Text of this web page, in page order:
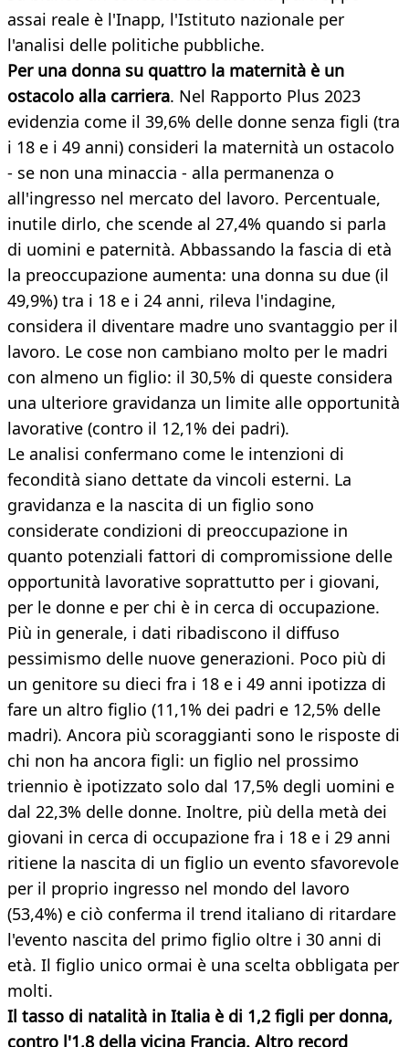
assai reale è l'Inapp, l'Istituto nazionale per
l'analisi delle politiche pubbliche.
Per una donna su quattro la maternità è un
ostacolo alla carriera. Nel Rapporto Plus 2023
evidenzia come il 39,6% delle donne senza figli (tra
i 18 e i 49 anni) consideri la maternità un ostacolo
- se non una minaccia - alla permanenza o
all'ingresso nel mercato del lavoro. Percentuale,
inutile dirlo, che scende al 27,4% quando si parla
di uomini e paternità. Abbassando la fascia di età
la preoccupazione aumenta: una donna su due (il
49,9%) tra i 18 e i 24 anni, rileva l'indagine,
considera il diventare madre uno svantaggio per il
lavoro. Le cose non cambiano molto per le madri
con almeno un figlio: il 30,5% di queste considera
una ulteriore gravidanza un limite alle opportunità
lavorative (contro il 12,1% dei padri).
Le analisi confermano come le intenzioni di
fecondità siano dettate da vincoli esterni. La
gravidanza e la nascita di un figlio sono
considerate condizioni di preoccupazione in
quanto potenziali fattori di compromissione delle
opportunità lavorative soprattutto per i giovani,
per le donne e per chi è in cerca di occupazione.
Più in generale, i dati ribadiscono il diffuso
pessimismo delle nuove generazioni. Poco più di
un genitore su dieci fra i 18 e i 49 anni ipotizza di
fare un altro figlio (11,1% dei padri e 12,5% delle
madri). Ancora più scoraggianti sono le risposte di
chi non ha ancora figli: un figlio nel prossimo
triennio è ipotizzato solo dal 17,5% degli uomini e
dal 22,3% delle donne. Inoltre, più della metà dei
giovani in cerca di occupazione fra i 18 e i 29 anni
ritiene la nascita di un figlio un evento sfavorevole
per il proprio ingresso nel mondo del lavoro
(53,4%) e ciò conferma il trend italiano di ritardare
l'evento nascita del primo figlio oltre i 30 anni di
età. Il figlio unico ormai è una scelta obbligata per
molti.
Il tasso di natalità in Italia è di 1,2 figli per donna,
contro l'1,8 della vicina Francia. Altro record